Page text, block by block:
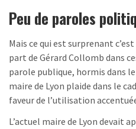
Peu de paroles
Mais ce qui est surprenant
part de Gérard Collomb dans
parole publique, hormis dans
maire de Lyon plaide dans le
faveur de l’utilisation
L’actuel maire de Lyon devait